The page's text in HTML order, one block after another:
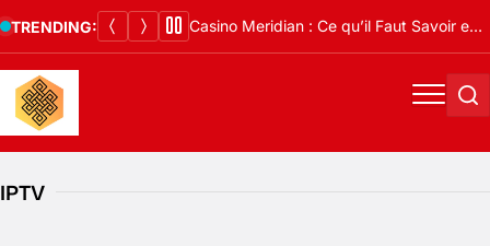
to
content
TRENDING: Casino Meridian : Ce qu’il Faut Savoir en 2026
Menu
IPTV